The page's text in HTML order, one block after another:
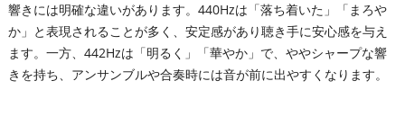
響きには明確な違いがあります。440Hzは「落ち着いた」「まろや
か」と表現されることが多く、安定感があり聴き手に安心感を与え
ます。一方、442Hzは「明るく」「華やか」で、ややシャープな響
きを持ち、アンサンブルや合奏時には音が前に出やすくなります。